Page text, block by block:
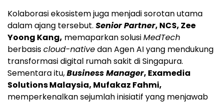
Kolaborasi ekosistem juga menjadi sorotan utama
dalam ajang tersebut. Senior Partner, NCS, Zee
Yoong Kang, memaparkan solusiMedTech
berbasiscloud-nativedan Agen AI yang mendukung
transformasi digital rumah sakit di Singapura.
Sementara itu,Business Manager, Examedia
Solutions Malaysia, Mufakaz Fahmi,
memperkenalkan sejumlah inisiatif yang menjawab